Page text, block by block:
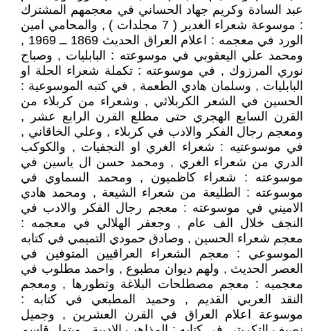
عبد السادة وكريم جهاد الحساني في معجمهم المشترك
: موسوعة شعراء الغدير ( 7 مجلدات ) , والمحامي امين
الورد في معجمه : اعلام العراق الحديث 1869 ــ 1969 ,
ومحمد علي اليعقوبي في موسوعته : البابليات , وصباح
نوري المرزوك , في موسوعته : تكملة شعراء الحلة او
البابليات , وسلمان هادي الطعمة , في كتبه الموسوعية :
الحسين في الشعر الكربلائي , وشعراء من كربلاء من
القرن السابع الهجري حتى مطلع القرن الرابع عشر ,
ومعجم رجال الفكر والادب في كربلاء , وعلي الخاقاني ,
في موسوعتيه : شعراء الغري او النجفيات , والكوكب
الدري من شعراء الغري , ومحمد حسن ال ياسين في
موسوعته : شعراء كاظميون , ومحمد السماوي في
موسوعته : الطليعة من شعراء الشيعة , ومحمد هادي
الاميني في موسوعته : معجم رجال الفكر والادب في
النجف خلال الف عام , وجعفر الهلالي في معجمه :
معجم شعراء الحسين , وصادق حمودي التميمي في كتابه
الموسوعي : معجم الشعراء العراقيين المتوفين في
العصر الحديث , ولهم ديوان مطبوع , واحمد مطلوب في
معجميه : معجم مصطلحات البلاغة وتطورها , ومعجم
النقد العربي القديم , وحميد المطبعي في كتابه :
موسوعة اعلام العراق في القرن العشرين , وجميل